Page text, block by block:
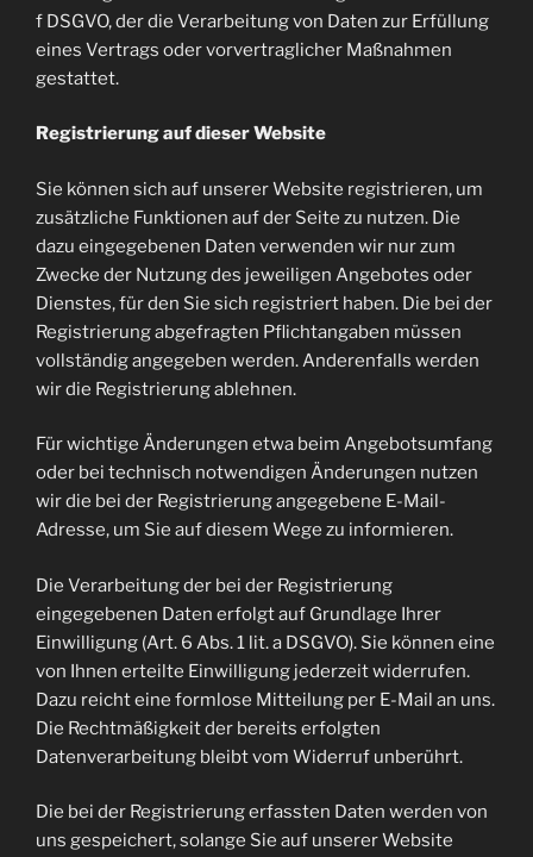
f DSGVO, der die Verarbeitung von Daten zur Erfüllung
eines Vertrags oder vorvertraglicher Maßnahmen
gestattet.
Registrierung auf dieser Website
Sie können sich auf unserer Website registrieren, um
zusätzliche Funktionen auf der Seite zu nutzen. Die
dazu eingegebenen Daten verwenden wir nur zum
Zwecke der Nutzung des jeweiligen Angebotes oder
Dienstes, für den Sie sich registriert haben. Die bei der
Registrierung abgefragten Pflichtangaben müssen
vollständig angegeben werden. Anderenfalls werden
wir die Registrierung ablehnen.
Für wichtige Änderungen etwa beim Angebotsumfang
oder bei technisch notwendigen Änderungen nutzen
wir die bei der Registrierung angegebene E-Mail-
Adresse, um Sie auf diesem Wege zu informieren.
Die Verarbeitung der bei der Registrierung
eingegebenen Daten erfolgt auf Grundlage Ihrer
Einwilligung (Art. 6 Abs. 1 lit. a DSGVO). Sie können eine
von Ihnen erteilte Einwilligung jederzeit widerrufen.
Dazu reicht eine formlose Mitteilung per E-Mail an uns.
Die Rechtmäßigkeit der bereits erfolgten
Datenverarbeitung bleibt vom Widerruf unberührt.
Die bei der Registrierung erfassten Daten werden von
uns gespeichert, solange Sie auf unserer Website